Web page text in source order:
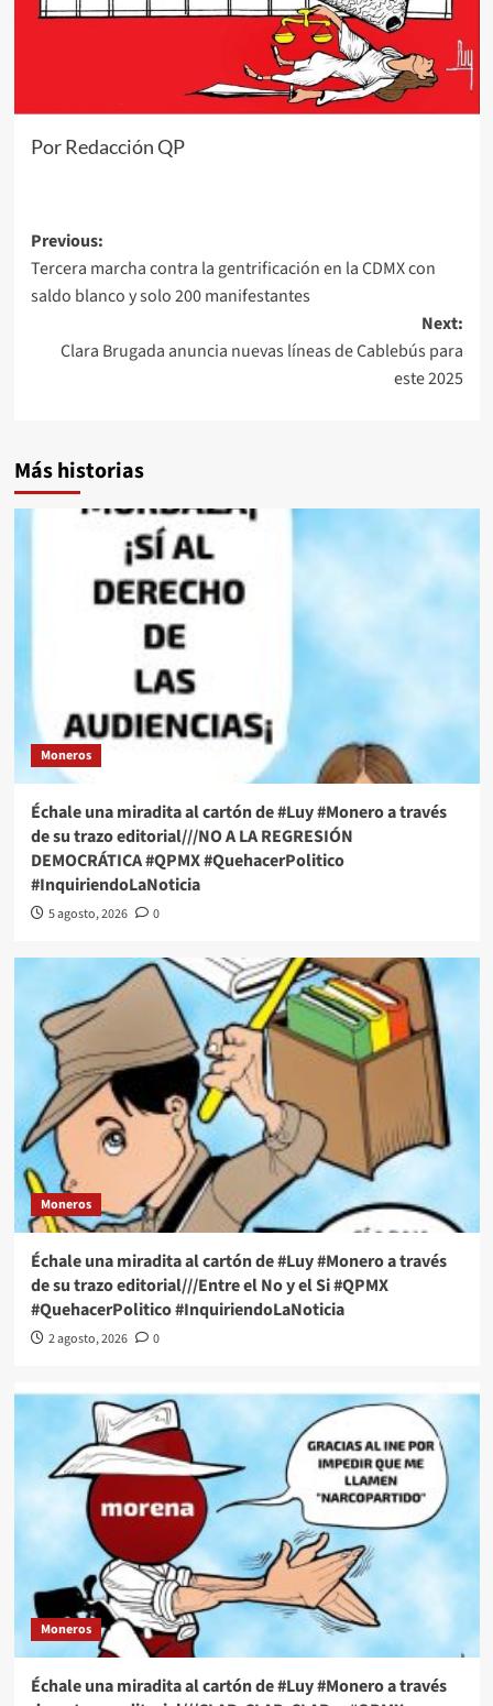
Por Redacción QP
Post
navigation
Previous:
Tercera marcha contra la gentrificación en la CDMX con
saldo blanco y solo 200 manifestantes
Next:
Clara Brugada anuncia nuevas líneas de Cablebús para
este 2025
Más historias
Moneros
Échale una miradita al cartón de #Luy #Monero a través
de su trazo editorial///NO A LA REGRESIÓN
DEMOCRÁTICA #QPMX #QuehacerPolitico
#InquiriendoLaNoticia
5 agosto, 2026 0
Moneros
Échale una miradita al cartón de #Luy #Monero a través
de su trazo editorial///Entre el No y el Si #QPMX
#QuehacerPolitico #InquiriendoLaNoticia
2 agosto, 2026 0
Moneros
Échale una miradita al cartón de #Luy #Monero a través